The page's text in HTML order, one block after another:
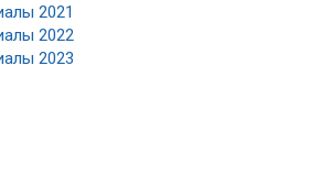
2021
2022
2023